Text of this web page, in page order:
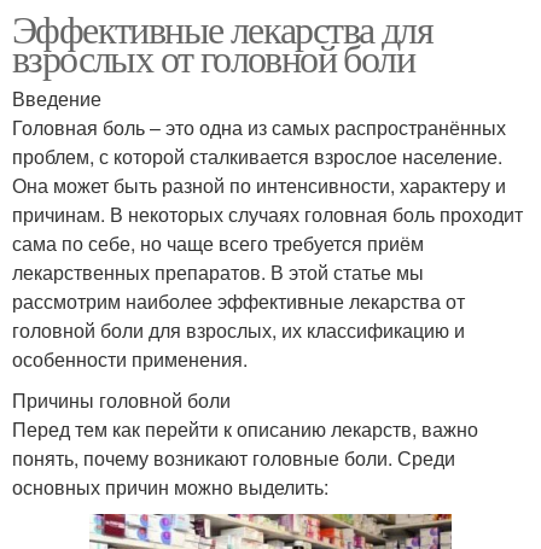
Эффективные лекарства для
взрослых от головной боли
Введение
Головная боль – это одна из самых распространённых
проблем, с которой сталкивается взрослое население.
Она может быть разной по интенсивности, характеру и
причинам. В некоторых случаях головная боль проходит
сама по себе, но чаще всего требуется приём
лекарственных препаратов. В этой статье мы
рассмотрим наиболее эффективные лекарства от
головной боли для взрослых, их классификацию и
особенности применения.
Причины головной боли
Перед тем как перейти к описанию лекарств, важно
понять, почему возникают головные боли. Среди
основных причин можно выделить: